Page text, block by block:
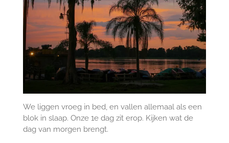
We liggen vroeg in bed, en vallen allemaal als een
blok in slaap. Onze 1e dag zit erop. Kijken wat de
dag van morgen brengt.